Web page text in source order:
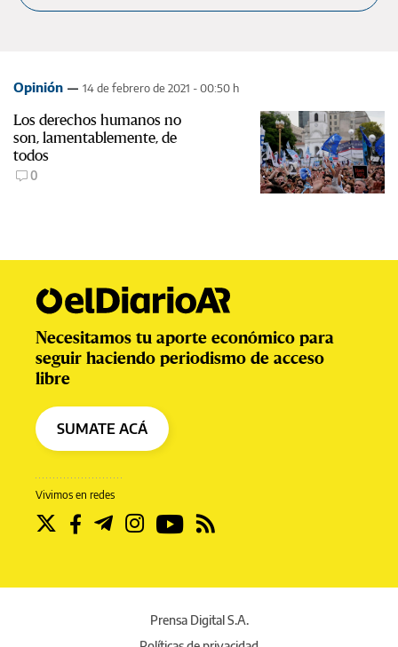
Opinión 14 de febrero de 2021 - 00:50 h
Los derechos humanos no
son, lamentablemente, de
todos
0
Vivimos en redes
Necesitamos tu aporte económico para
seguir haciendo periodismo de acceso
libre
SUMATE ACÁ
Prensa Digital S.A.